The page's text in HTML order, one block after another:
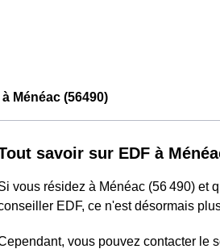
à Ménéac (56490)
savoir sur EDF à
vous résidez à Ménéac (56 490) et
EDF, ce n'est désormais
vous pouvez contacter le